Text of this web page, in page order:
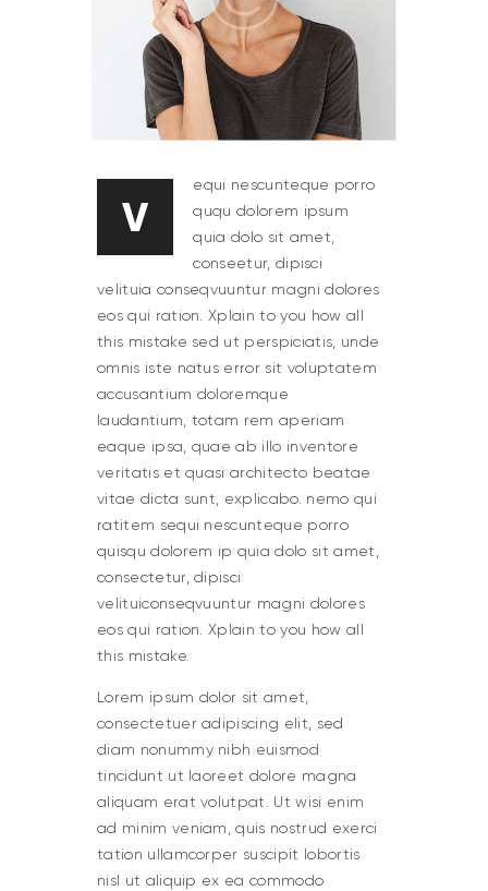
V
equi nescunteque porro
ququ dolorem ipsum
quia dolo sit amet,
conseetur, dipisci
velituia conseqvuuntur magni dolores
eos qui ration. Xplain to you how all
this mistake sed ut perspiciatis, unde
omnis iste natus error sit voluptatem
accusantium doloremque
laudantium, totam rem aperiam
eaque ipsa, quae ab illo inventore
veritatis et quasi architecto beatae
vitae dicta sunt, explicabo. nemo qui
ratitem sequi nescunteque porro
quisqu dolorem ip quia dolo sit amet,
consectetur, dipisci
velituiconseqvuuntur magni dolores
eos qui ration. Xplain to you how all
this mistake.
Lorem ipsum dolor sit amet,
consectetuer adipiscing elit, sed
diam nonummy nibh euismod
tincidunt ut laoreet dolore magna
aliquam erat volutpat. Ut wisi enim
ad minim veniam, quis nostrud exerci
tation ullamcorper suscipit lobortis
nisl ut aliquip ex ea commodo